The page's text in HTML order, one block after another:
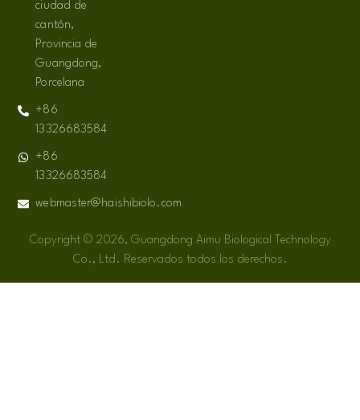
ciudad de
cantón,
Provincia de
Guangdong,
Porcelana
+86
13326683584
+86
13326683584
webmaster@haishibiolo.com
Copyright © 2026, Guangdong Aimu Biological Technology
Co., Ltd. Reservados todos los derechos.